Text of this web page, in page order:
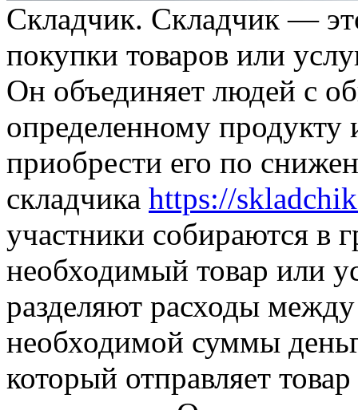
Склaдчик. Склaдчик —
покупки товаров или
Он объединяет людей с
определенному продукту
приобрести его по
складчика https://
участники собираются в
необходимый товар или
разделяют расходы
необходимой суммы
который отправляет